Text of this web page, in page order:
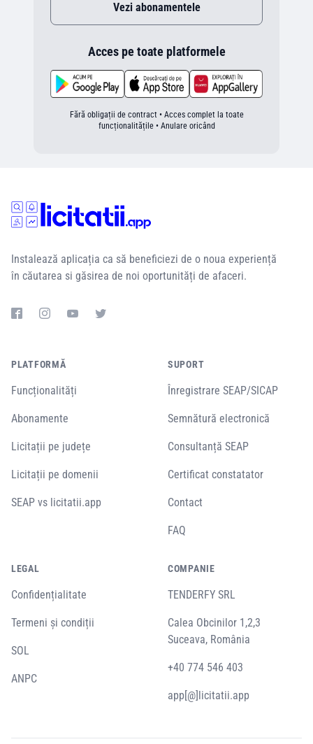
Vezi abonamentele
Acces pe toate platformele
Fără obligații de contract • Acces complet la toate
funcționalitățile • Anulare oricând
Instalează aplicația ca să beneficiezi de o noua experiență
în căutarea si găsirea de noi oportunități de afaceri.
PLATFORMĂ
Funcționalități
Abonamente
Licitații pe județe
Licitații pe domenii
SEAP vs licitatii.app
SUPORT
Înregistrare SEAP/SICAP
Semnătură electronică
Consultanță SEAP
Certificat constatator
Contact
FAQ
LEGAL
Confidențialitate
Termeni și condiții
SOL
ANPC
COMPANIE
TENDERFY SRL
Calea Obcinilor 1,2,3
Suceava, România
+40 774 546 403
app[@]licitatii.app